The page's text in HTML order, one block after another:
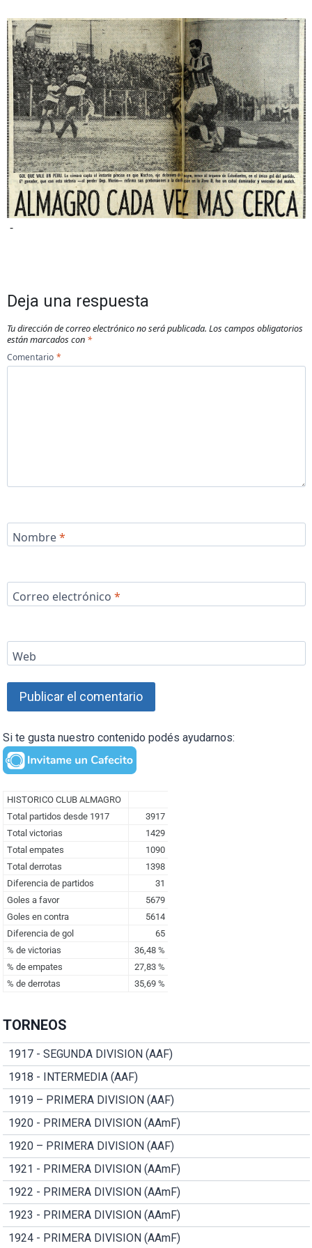
-
Deja una respuesta
Tu dirección de correo electrónico no será publicada. Los campos obligatorios
están marcados con *
Comentario *
Nombre*
Correo electrónico *
Web
Si te gusta nuestro contenido podés ayudarnos:
TORNEOS
1917 - SEGUNDA DIVISION (AAF)
1918 - INTERMEDIA (AAF)
1919 – PRIMERA DIVISION (AAF)
1920 - PRIMERA DIVISION (AAmF)
1920 – PRIMERA DIVISION (AAF)
1921 - PRIMERA DIVISION (AAmF)
1922 - PRIMERA DIVISION (AAmF)
1923 - PRIMERA DIVISION (AAmF)
1924 - PRIMERA DIVISION (AAmF)